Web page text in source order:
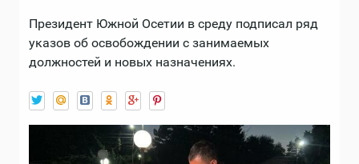
Президент Южной Осетии в среду подписал ряд
указов об освобождении с занимаемых
должностей и новых назначениях.